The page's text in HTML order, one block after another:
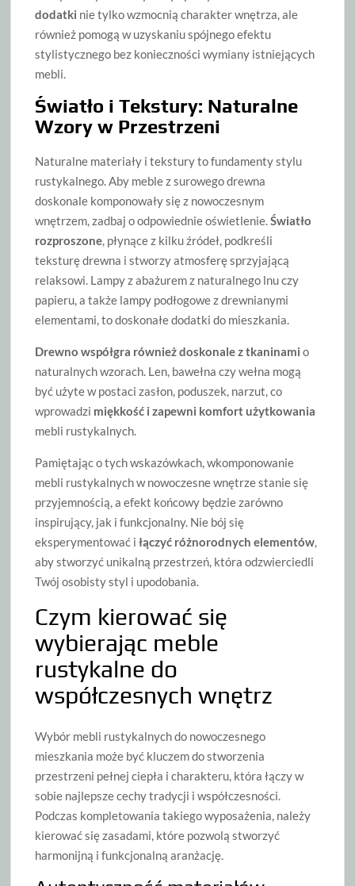
dodatki nie tylko wzmocnią charakter wnętrza, ale
również pomogą w uzyskaniu spójnego efektu
stylistycznego bez konieczności wymiany istniejących
mebli.
Światło i Tekstury: Naturalne
Wzory w Przestrzeni
Naturalne materiały i tekstury to fundamenty stylu
rustykalnego. Aby meble z surowego drewna
doskonale komponowały się z nowoczesnym
wnętrzem, zadbaj o odpowiednie oświetlenie.Światło
rozproszone, płynące z kilku źródeł, podkreśli
teksturę drewna i stworzy atmosferę sprzyjającą
relaksowi. Lampy z abażurem z naturalnego lnu czy
papieru, a także lampy podłogowe z drewnianymi
elementami, to doskonałe dodatki do mieszkania.
Drewno współgra również doskonale z tkaninami o
naturalnych wzorach. Len, bawełna czy wełna mogą
być użyte w postaci zasłon, poduszek, narzut, co
wprowadzi miękkość i zapewni komfort użytkowania
mebli rustykalnych.
Pamiętając o tych wskazówkach, wkomponowanie
mebli rustykalnych w nowoczesne wnętrze stanie się
przyjemnością, a efekt końcowy będzie zarówno
inspirujący, jak i funkcjonalny. Nie bój się
eksperymentować iłączyć różnorodnych elementów,
aby stworzyć unikalną przestrzeń, która odzwierciedli
Twój osobisty styl i upodobania.
Czym kierować się
wybierając meble
rustykalne do
współczesnych wnętrz
Wybór mebli rustykalnych do nowoczesnego
mieszkania może być kluczem do stworzenia
przestrzeni pełnej ciepła i charakteru, która łączy w
sobie najlepsze cechy tradycji i współczesności.
Podczas kompletowania takiego wyposażenia, należy
kierować się zasadami, które pozwolą stworzyć
harmonijną i funkcjonalną aranżację.